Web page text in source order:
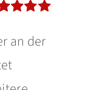
5.00 von
an der